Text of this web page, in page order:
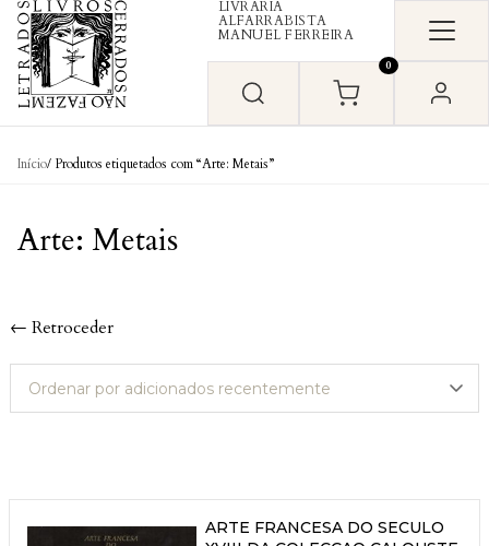
Skip to content
LIVRARIA
ALFARRABISTA
MANUEL FERREIRA
0
Início/ Produtos etiquetados com “Arte: Metais”
Arte: Metais
← Retroceder
ARTE FRANCESA DO SECULO